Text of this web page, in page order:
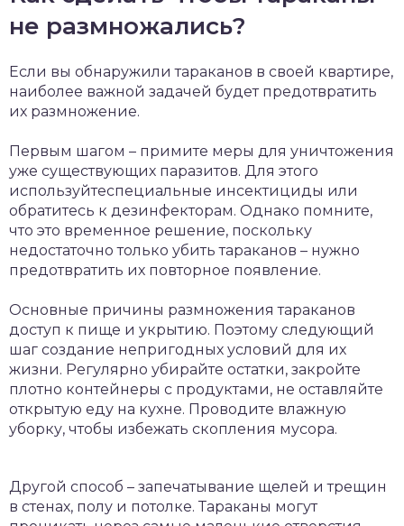
не размножались?
Если вы обнаружили тараканов в своей квартире,
наиболее важной задачей будет предотвратить
их размножение.
Первым шагом – примите меры для уничтожения
уже существующих паразитов. Для этого
используйтеспециальные инсектициды или
обратитесь к дезинфекторам. Однако помните,
что это временное решение, поскольку
недостаточно только убить тараканов – нужно
предотвратить их повторное появление.
Основные причины размножения тараканов
доступ к пище и укрытию. Поэтому следующий
шаг создание непригодных условий для их
жизни. Регулярно убирайте остатки, закройте
плотно контейнеры с продуктами, не оставляйте
открытую еду на кухне. Проводите влажную
уборку, чтобы избежать скопления мусора.
Другой способ – запечатывание щелей и трещин
в стенах, полу и потолке. Тараканы могут